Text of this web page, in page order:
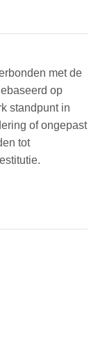
met de
op
standpunt in
of ongepast
tot